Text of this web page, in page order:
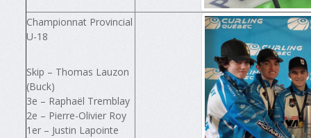
Championnat Provincial
U-18
Skip – Thomas Lauzon
(Buck)
3e – Raphaël Tremblay
2e – Pierre-Olivier Roy
1er – Justin Lapointe